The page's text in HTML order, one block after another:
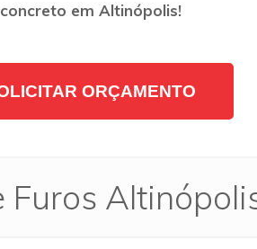
em Altinópolis!
ORÇAMENTO
Furos